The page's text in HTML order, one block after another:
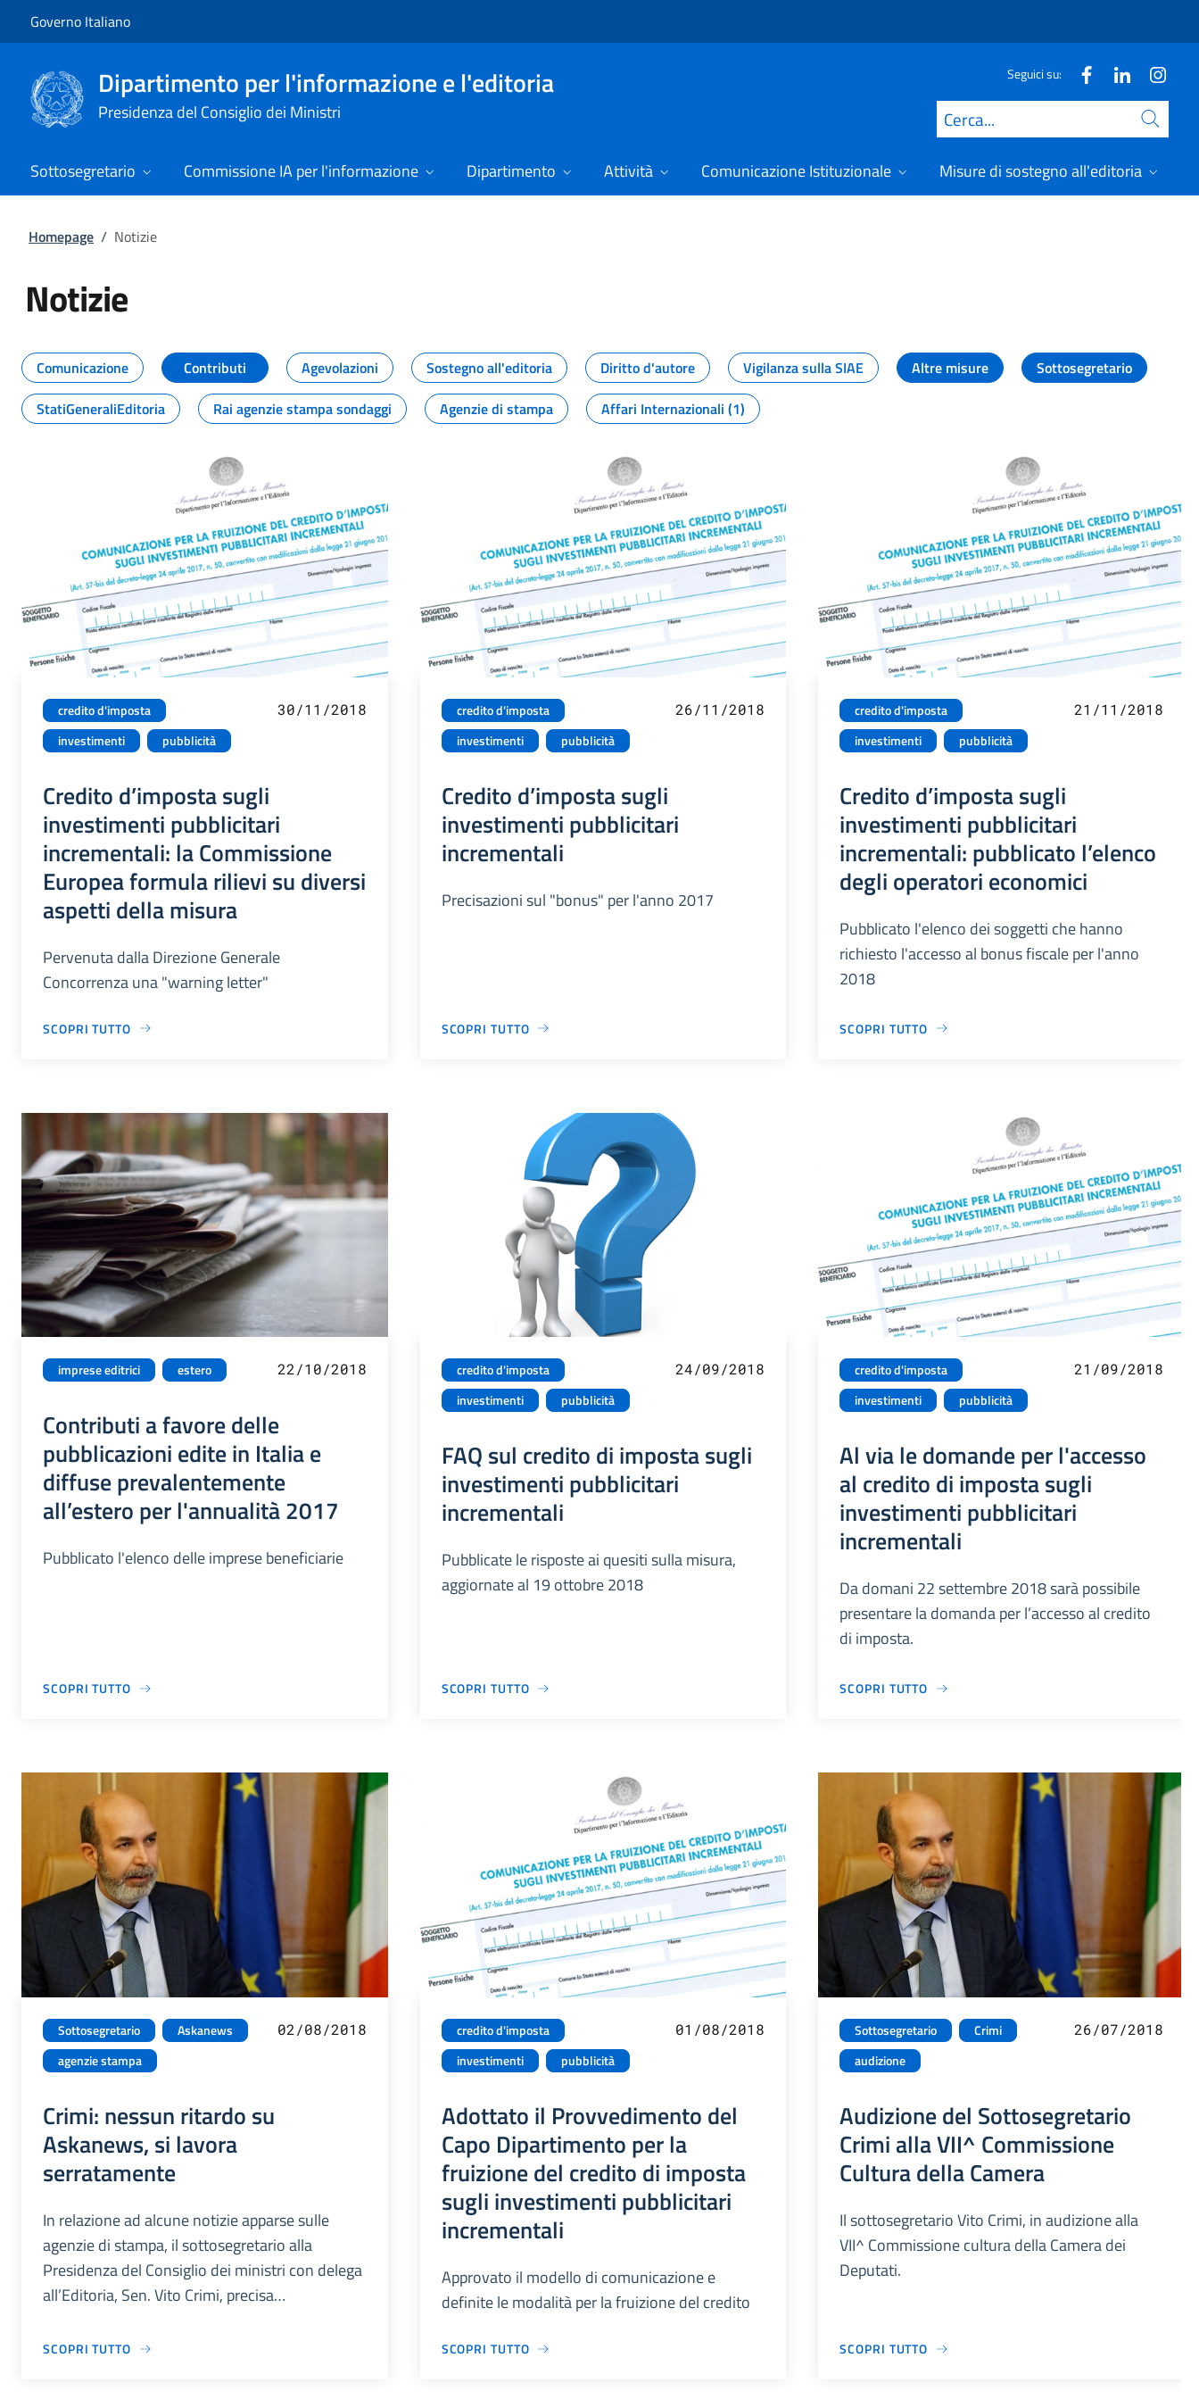
Governo Italiano
Dipartimento per l'informazione e l'editoria
Presidenza del Consiglio dei Ministri
Seguici su:
Cerca
Sottosegretario Commissione IA per l'informazione Dipartimento Attività Comunicazione Istituzionale Misure di sostegno all'editoria
Homepage / Notizie
Notizie
Tutti i contenuti della pagina Notizie
Comunicazione Contributi Agevolazioni Sostegno all'editoria Diritto d'autore Vigilanza sulla SIAE Altre misure
Sottosegretario
StatiGeneraliEditoria
Rai agenzie stampa sondaggi Agenzie di stampa Affari Internazionali (1)
credito d'imposta
investimenti
pubblicità
30/11/2018
Credito d’imposta sugli
investimenti pubblicitari
incrementali: la Commissione
Europea formula rilievi su diversi
aspetti della misura
Pervenuta dalla Direzione Generale
Concorrenza una "warning letter"
SCOPRI TUTTO
credito d'imposta
investimenti
pubblicità
26/11/2018
Credito d’imposta sugli
investimenti pubblicitari
incrementali
Precisazioni sul "bonus" per l'anno 2017
SCOPRI TUTTO
credito d'imposta
investimenti
pubblicità
21/11/2018
Credito d’imposta sugli
investimenti pubblicitari
incrementali: pubblicato l’elenco
degli operatori economici
Pubblicato l'elenco dei soggetti che hanno
richiesto l'accesso al bonus fiscale per l'anno
2018
SCOPRI TUTTO
imprese editrici estero 22/10/2018
Contributi a favore delle
pubblicazioni edite in Italia e
diffuse prevalentemente
all’estero per l'annualità 2017
Pubblicato l'elenco delle imprese beneficiarie
SCOPRI TUTTO
credito d'imposta
investimenti
pubblicità
24/09/2018
FAQ sul credito di imposta sugli
investimenti pubblicitari
incrementali
Pubblicate le risposte ai quesiti sulla misura,
aggiornate al 19 ottobre 2018
SCOPRI TUTTO
credito d'imposta
investimenti
pubblicità
21/09/2018
Al via le domande per l'accesso
al credito di imposta sugli
investimenti pubblicitari
incrementali
Da domani 22 settembre 2018 sarà possibile
presentare la domanda per l’accesso al credito
di imposta.
SCOPRI TUTTO
Sottosegretario
Askanews
agenzie stampa
02/08/2018
Crimi: nessun ritardo su
Askanews, si lavora
serratamente
In relazione ad alcune notizie apparse sulle
agenzie di stampa, il sottosegretario alla
Presidenza del Consiglio dei ministri con delega
all’Editoria, Sen. Vito Crimi, precisa…
SCOPRI TUTTO
credito d'imposta
investimenti
pubblicità
01/08/2018
Adottato il Provvedimento del
Capo Dipartimento per la
fruizione del credito di imposta
sugli investimenti pubblicitari
incrementali
Approvato il modello di comunicazione e
definite le modalità per la fruizione del credito
SCOPRI TUTTO
Sottosegretario
Crimi
audizione
26/07/2018
Audizione del Sottosegretario
Crimi alla VII^ Commissione
Cultura della Camera
Il sottosegretario Vito Crimi, in audizione alla
VII^ Commissione cultura della Camera dei
Deputati.
SCOPRI TUTTO